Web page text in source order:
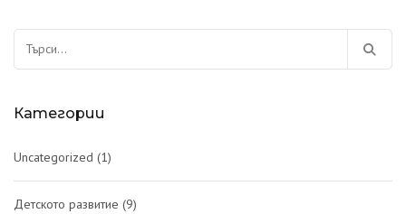
за:
Категории
Uncategorized (1)
Детското развитие (9)